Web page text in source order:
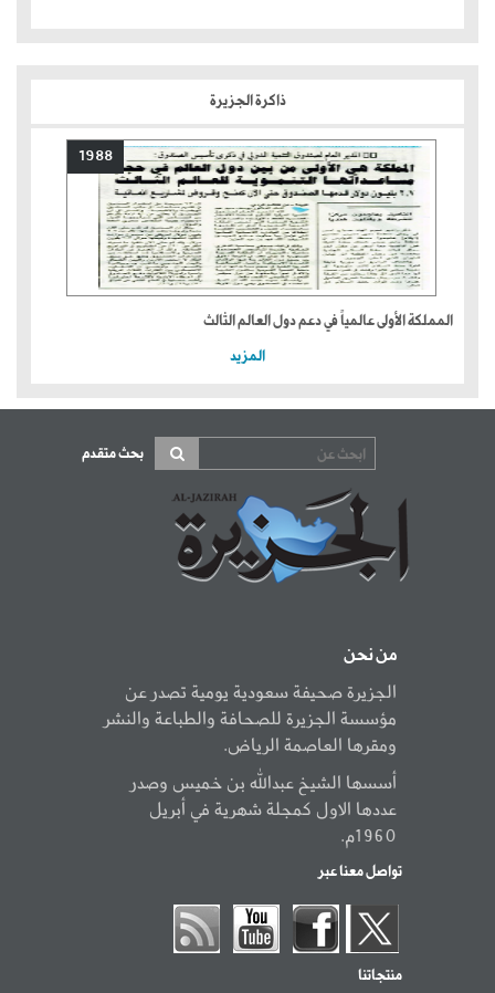
ذاكرة الجزيرة
1988
المملكة الأولى عالمياً في دعم دول العالم الثالث
المزيد
بحث متقدم
من نحن
الجزيرة صحيفة سعودية يومية تصدر عن
مؤسسة الجزيرة للصحافة والطباعة والنشر
ومقرها العاصمة الرياض.
أسسها الشيخ عبدالله بن خميس وصدر
عددها الاول كمجلة شهرية في أبريل
1960م.
تواصل معنا عبر
منتجاتنا